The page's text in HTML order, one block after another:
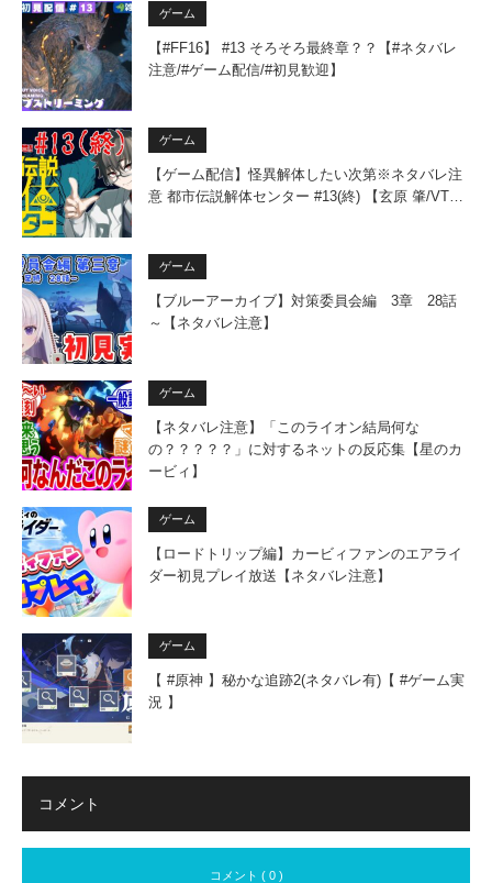
ゲーム
【#FF16】 #13 そろそろ最終章？？【#ネタバレ
注意/#ゲーム配信/#初見歓迎】
ゲーム
【ゲーム配信】怪異解体したい次第※ネタバレ注
意 都市伝説解体センター #13(終) 【玄原 肇/VT…
ゲーム
【ブルーアーカイブ】対策委員会編 3章 28話
～【ネタバレ注意】
ゲーム
【ネタバレ注意】「このライオン結局何な
の？？？？？」に対するネットの反応集【星のカ
ービィ】
ゲーム
【ロードトリップ編】カービィファンのエアライ
ダー初見プレイ放送【ネタバレ注意】
ゲーム
【 #原神 】秘かな追跡2(ネタバレ有)【 #ゲーム実
況 】
コメント
コメント ( 0 )